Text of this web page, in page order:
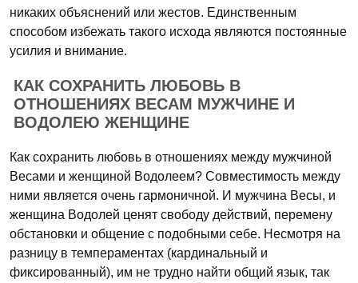
никаких объяснений или жестов. Единственным
способом избежать такого исхода являются постоянные
усилия и внимание.
КАК СОХРАНИТЬ ЛЮБОВЬ В
ОТНОШЕНИЯХ ВЕСАМ МУЖЧИНЕ И
ВОДОЛЕЮ ЖЕНЩИНЕ
Как сохранить любовь в отношениях между мужчиной
Весами и женщиной Водолеем? Совместимость между
ними является очень гармоничной. И мужчина Весы, и
женщина Водолей ценят свободу действий, перемену
обстановки и общение с подобными себе. Несмотря на
разницу в темпераментах (кардинальный и
фиксированный), им не трудно найти общий язык, так